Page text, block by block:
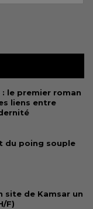
: le premier roman
liens entre
du poing souple
site de Kamsar un
F)